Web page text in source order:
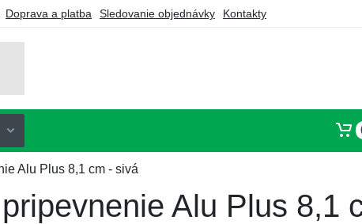
Doprava a platba Sledovanie objednávky Kontakty
Alu Plus 8,1 cm - sivá
Alu Plus 8,1